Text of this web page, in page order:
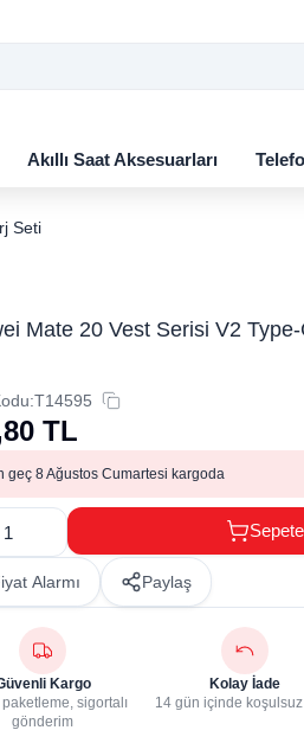
Akıllı Saat Aksesuarları
Seti
Mate 20 Vest Serisi V2 Type-
T14595
TL
geç 8 Ağustos Cumartesi kargoda
Alarmı Paylaş
Kargo
sigortalı
gönderim
Kolay İade
14 gün içinde